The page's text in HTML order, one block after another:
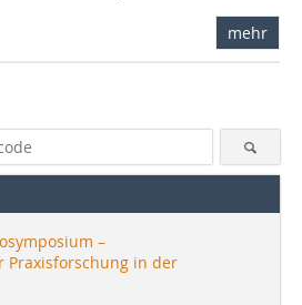
mehr
–
Praxisforschung in der